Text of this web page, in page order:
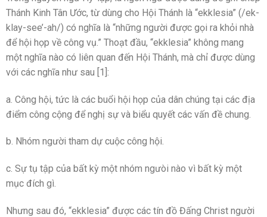
Thánh Kinh Tân Ước, từ dùng cho Hội Thánh là “ekklesia” (/ek-
klay-see’-ah/) có nghĩa là “những người được gọi ra khỏi nhà
để hội họp về công vụ.” Thoạt đầu, “ekklesia” không mang
một nghĩa nào có liên quan đến Hội Thánh, mà chỉ được dùng
với các nghĩa như sau [1]:
a. Công hội, tức là các buổi hội họp của dân chúng tại các địa
điểm công cộng để nghị sự và biểu quyết các vấn đề chung.
b. Nhóm người tham dự cuộc công hội.
c. Sự tụ tập của bất kỳ một nhóm ngưòi nào vì bất kỳ một
mục đích gì.
Nhưng sau đó, “ekklesia” được các tín đồ Đấng Christ người